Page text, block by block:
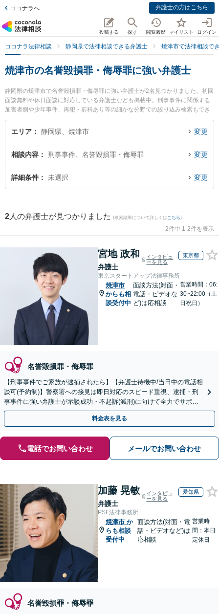
ココナラへ 弁護士の方はこちら
投稿する 探す 閲覧履歴 マイリスト ログイン
ココナラ法律相談 静岡県で法律相談できる弁護士 焼津市で法律相談で
焼津市の名誉毀損罪・侮辱罪に強い弁護士
静岡県の焼津市で名誉毀損罪・侮辱罪に強い弁護士が2名見つかりました。初回
面談無料や休日面談に対応している弁護士なども掲載中。刑事事件に関係する
加害者側や少年事件、再犯・前科あり等の細かな分野での絞り込み検索もでき
便利です。特に弁護士法人KURATA 焼津事務所の黒木 朋宏弁護士や西尾智美法
律事務所の西尾 智美弁護士のプロフィール情報や弁護士費用、強みなどが注目
績豊富な近くの弁護士を検索したい』『初回相談無料で名誉毀損罪・侮辱罪を
法律相談できる焼津市内の弁護士に相談予約したい』などでお困りの相談者さ
んにおすすめです。
エリア 静岡県、焼津市 変更
相談内容 刑事事件、名誉毀損罪・侮辱罪 変更
詳細条件 未選択 変更
2 人の弁護士が見つかりました (検索結果について詳しくは こちら)
2件中 1-2件を表示
宮地 政和
弁護士
インタビュ
ーを見る
東京都
東京スタートアップ法律事務所
焼津市
からも相
談受付中
面談方法(対面・
電話・ビデオな
ど)は応相談
営業時間：06:
30~22:00（土
日祝日）
名誉毀損罪・侮辱罪
【刑事事件でご家族が逮捕されたら】【弁護士待機中/当日中の電話相
談可(予約制)】警察署への接見は即日対応のスピード重視、逮捕・刑
事事件に強い弁護士が示談成功・不起訴(減刑)に向けて全力でサポー
トします。【加害者側の相談専門】
料金表を見る
電話でお問い合わせ メールでお問い合わせ
加藤 晃敏
弁護士
インタビュ
ーを見る
愛知県
PSF法律事務所
焼津市 か
らも相談
受付中
面談方法(対面・電
話・ビデオなど)は
応相談
営業時
間：本日
定休日
名誉毀損罪・侮辱罪